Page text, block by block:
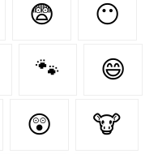
😨 😶‍
🐾 😄
😲 🐮